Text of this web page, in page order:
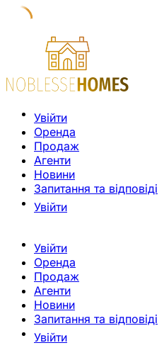
Увійти
Оренда
Продаж
Агенти
Новини
Запитання та відповіді
Увійти
Увійти
Оренда
Продаж
Агенти
Новини
Запитання та відповіді
Увійти